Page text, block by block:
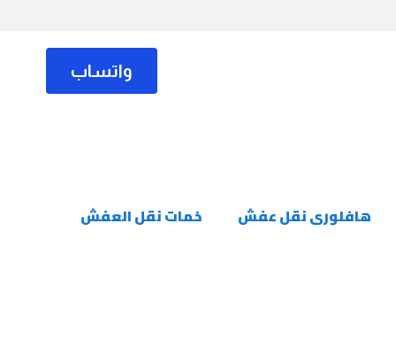
هافلورى نقل عفش
خمات نقل العفش
واتساب
هافلورى نقل عفش
خمات نقل العفش
واتساب